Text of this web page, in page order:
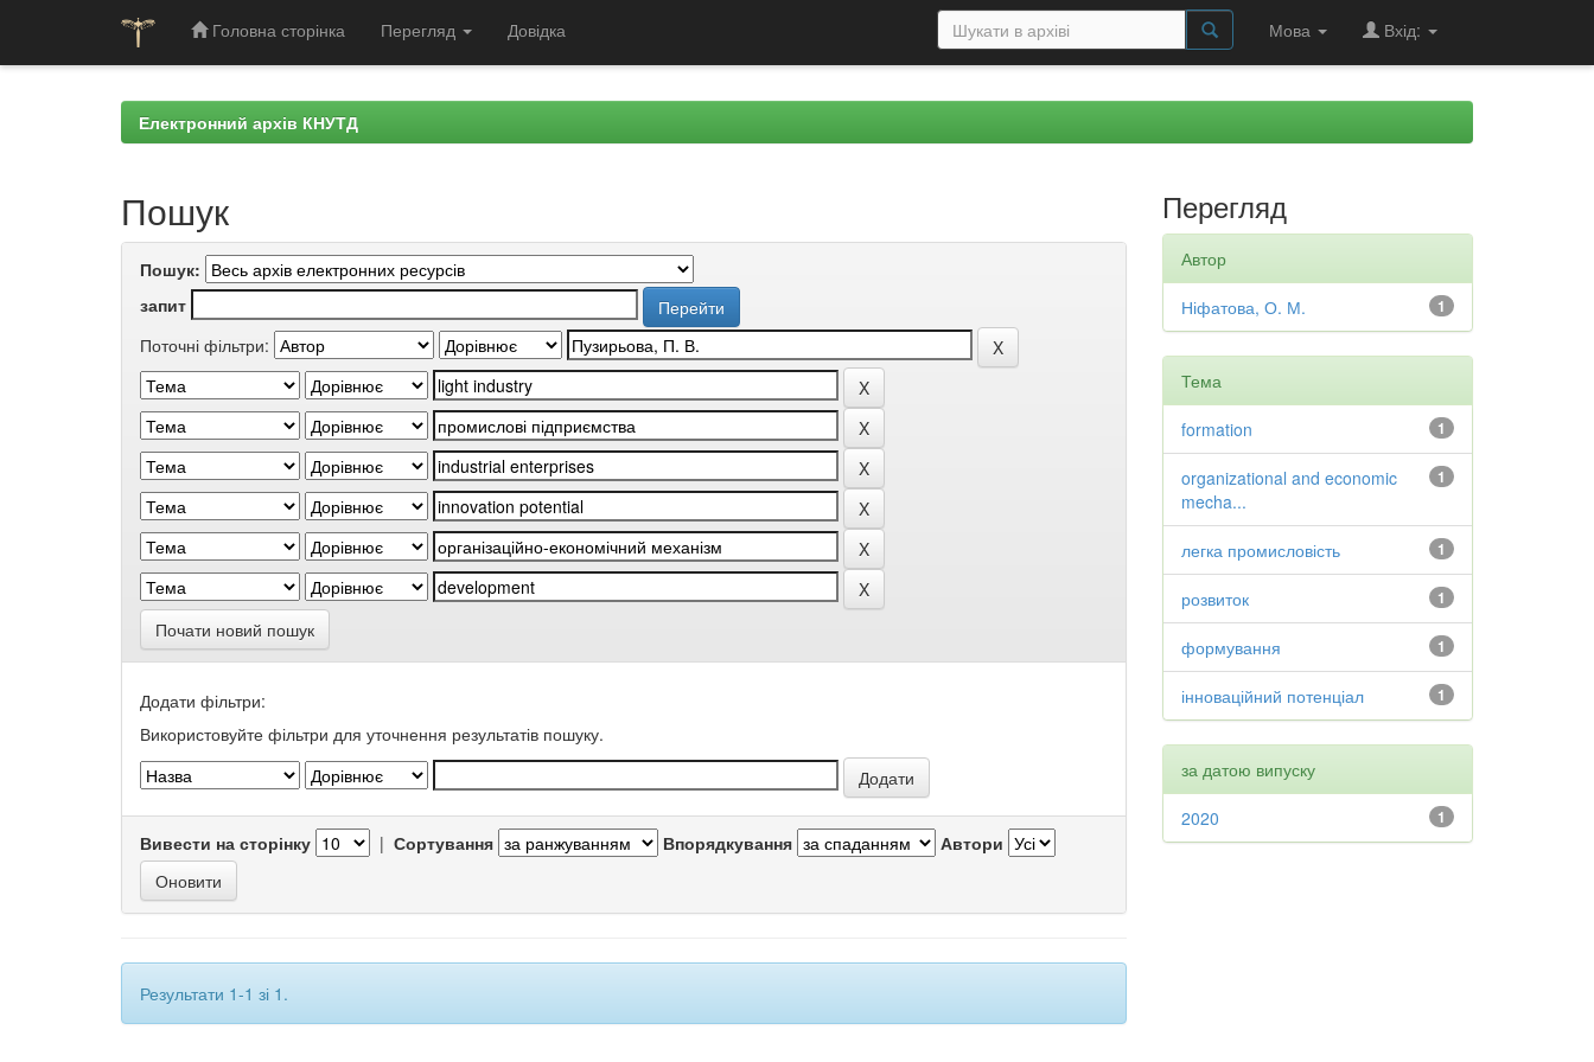
Головна сторінка Перегляд Довідка Мова Вхід:
Електронний архів КНУТД
Пошук
Пошук:
запит
Поточні фільтри:
Почати новий пошук
Додати фільтри:
Використовуйте фільтри для уточнення результатів пошуку.
Вивести на сторінку | Сортування Впорядкування Автори
Результати 1-1 зі 1.
Перегляд
Автор
1
Ніфатова, О. М.
Тема
1
formation
1
organizational and economic
mecha...
1
легка промисловість
1
розвиток
1
формування
1
інноваційний потенціал
за датою випуску
1
2020